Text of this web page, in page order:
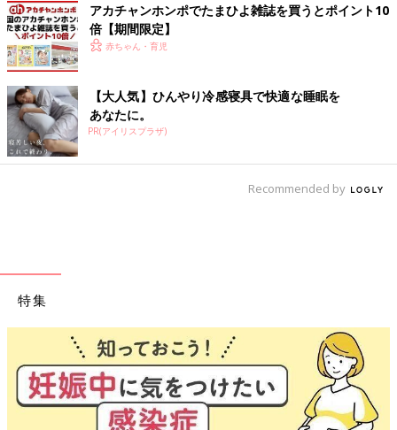
入園式のように特別に決まった荷物はありません。謝恩会で必要
なものや普段外出するときに持っていくもので大丈夫。でも、ほ
とんどのママ、そしてパパも泣いてしまうことが多いというの
で、ハンカチやミニタオルは必須かもしれません。
最近はスマホなどで撮影する人が増えていますが、子育ての思い
出は記録に収めたいものです。
特別にカメラやビデオカメラを持っていく人はその用意とメモリ
やバッテリーの確認を。
せんが、子どももブレザーなどを着ていてもいやがらない年齢に
小学校の入学式用に、男の子ならブレザーとパンツスーツ、女の
子もブレザーとスカートやワンピースなどを用意している家庭は
同じものでいいでしょう。女の子はリボンやシュシュなどでヘア
アレンジをするとグッとフォーマルな感じがアップします。
ただし、子どもはフォーマルな服を着ても、いつものように園庭
アカチャンホンポでたまひよ雑誌を買うとポイント10
倍【期間限定】
赤ちゃん・育児
【大人気】ひんやり冷感寝具で快適な睡眠を
あなたに。
PR(アイリスプラザ)
Recommended by
特集